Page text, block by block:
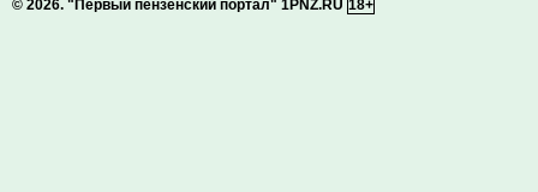
© 2026. "Первый пензенский портал" 1PNZ.RU 18+